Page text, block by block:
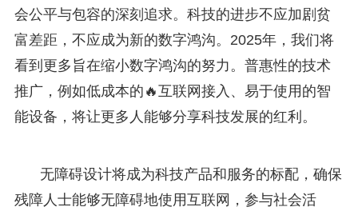
会公平与包容的深刻追求。科技的进步不应加剧贫
富差距，不应成为新的数字鸿沟。2025年，我们将
看到更多旨在缩小数字鸿沟的努力。普惠性的技术
推广，例如低成本的🔥互联网接入、易于使用的智
能设备，将让更多人能够分享科技发展的红利。
无障碍设计将成为科技产品和服务的标配，确保
残障人士能够无障碍地使用互联网，参与社会活